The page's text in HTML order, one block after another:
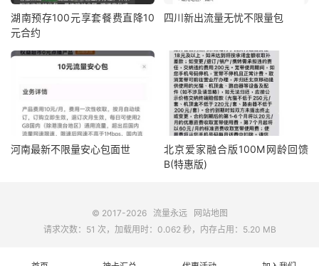
湖南预存100元享套餐费直降10
元合约
四川新出流量无忧不限量包
河南最新不限量安心包面世
北京爱家融合版100M网龄回馈
B(特惠版)
© 2017-2026 流量永远
网站地图
请求次数：51 次，加载用时：0.062 秒，内存占用：5.20 MB